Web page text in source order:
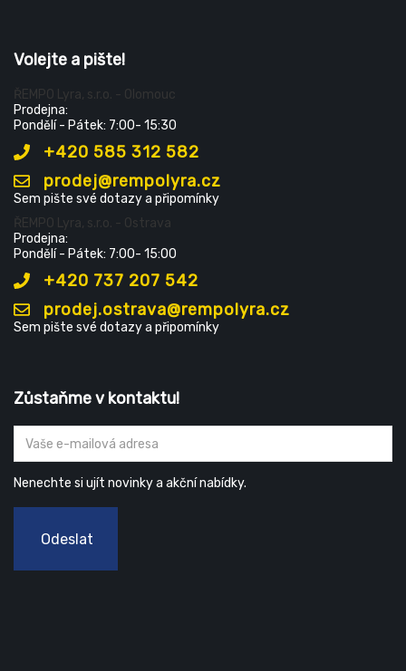
Volejte a pište!
ŘEMPO Lyra, s.r.o. - Olomouc
Prodejna:
Pondělí - Pátek: 7:00- 15:30
+420 585 312 582
prodej@rempolyra.cz
Sem pište své dotazy a připomínky
ŘEMPO Lyra, s.r.o. - Ostrava
Prodejna:
Pondělí - Pátek: 7:00- 15:00
+420 737 207 542
prodej.ostrava@rempolyra.cz
Sem pište své dotazy a připomínky
Zůstaňme v kontaktu!
Nenechte si ujít novinky a akční nabídky.
Odeslat